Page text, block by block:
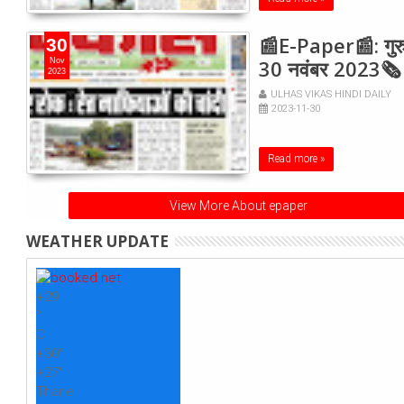
30
Nov
2023
📰E-Paper📰:
30 नवंबर 2023🗞
ULHAS VIKAS HINDI DAILY
2023-11-30
Read more »
View More About epaper
WEATHER UPDATE
+29
°
C
+30°
+27°
Thane